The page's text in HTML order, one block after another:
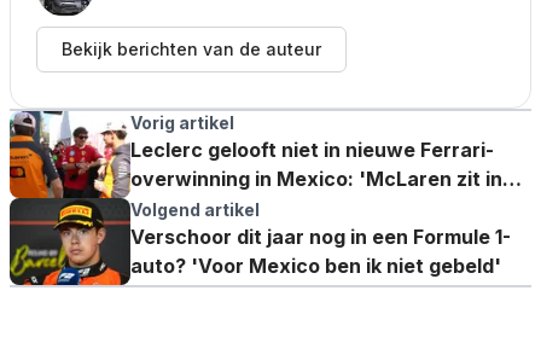
Bekijk berichten van de auteur
Vorig artikel
Leclerc gelooft niet in nieuwe Ferrari-
overwinning in Mexico: 'McLaren zit in
een eigen klasse'
Volgend artikel
Verschoor dit jaar nog in een Formule 1-
auto? 'Voor Mexico ben ik niet gebeld'